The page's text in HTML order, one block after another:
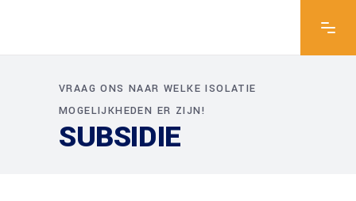
VRAAG ONS NAAR WELKE ISOLATIE
MOGELIJKHEDEN ER ZIJN!
SUBSIDIE